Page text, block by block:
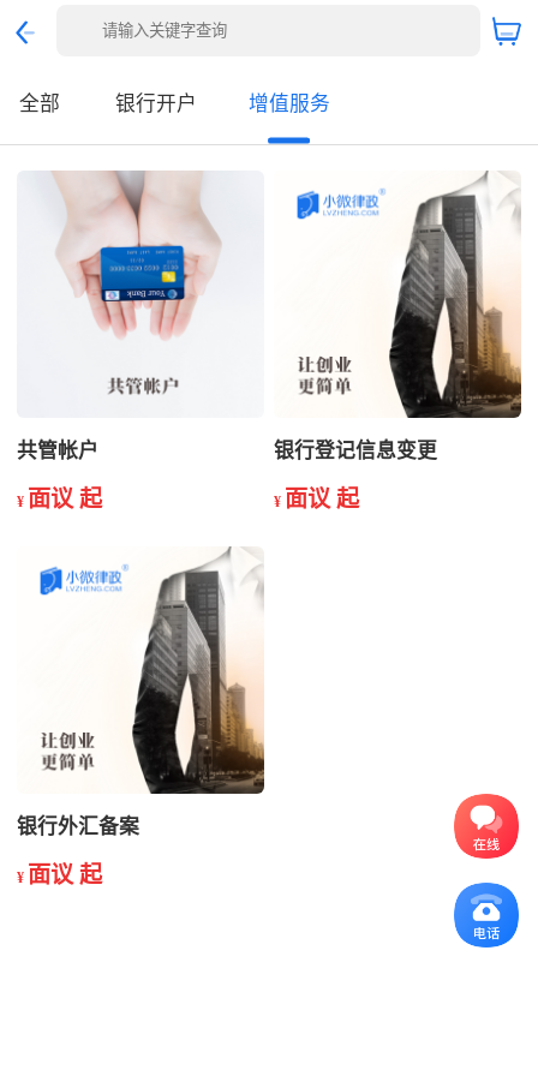
全部 银行开户 增值服务
共管帐户
¥ 面议 起
银行登记信息变更
¥ 面议 起
银行外汇备案
¥ 面议 起